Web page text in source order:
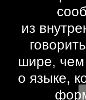
из
шире, чем
о языке,